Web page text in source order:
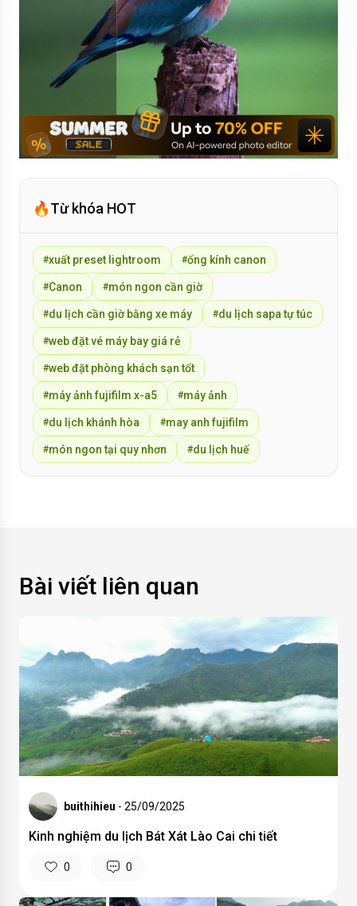
🔥Từ khóa HOT
#xuất preset lightroom #ống kính canon
#Canon #món ngon cần giờ
#du lịch cần giờ bằng xe máy #du lịch sapa tự túc
#web đặt vé máy bay giá rẻ
#web đặt phòng khách sạn tốt
#máy ảnh fujifilm x-a5 #máy ảnh
#du lịch khánh hòa #may anh fujifilm
#món ngon tại quy nhơn #du lịch huế
Bài viết liên quan
buithihieu - 25/09/2025
Kinh nghiệm du lịch Bát Xát Lào Cai chi tiết
0 0